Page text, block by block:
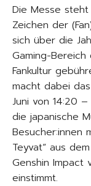
Die Messe
Zeichen der
sich über die
Gaming-
Fankultur
macht dabei
Juni von 14:20 –
die japanische
Besucher:innen
Teyvat“ aus
Genshin Impact
einstimmt.